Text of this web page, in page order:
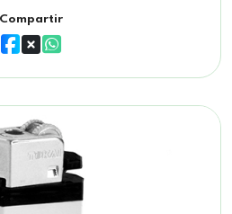
Compartir